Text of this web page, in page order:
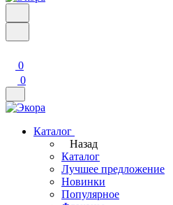
0
0
Каталог
Назад
Каталог
Лучшее предложение
Новинки
Популярное